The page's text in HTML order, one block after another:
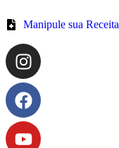
Manipule sua Receita